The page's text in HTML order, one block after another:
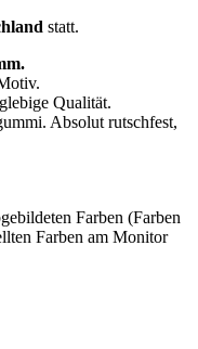
statt.
Qualität.
Absolut rutschfest,
Farben (Farben
Farben am Monitor